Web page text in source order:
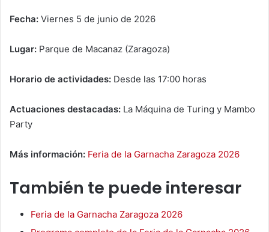
Fecha: Viernes 5 de junio de 2026
Lugar: Parque de Macanaz (Zaragoza)
Horario de actividades: Desde las 17:00 horas
Actuaciones destacadas: La Máquina de Turing y Mambo
Party
Más información: Feria de la Garnacha Zaragoza 2026
También te puede interesar
Feria de la Garnacha Zaragoza 2026